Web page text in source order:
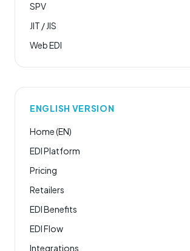
SPV
JIT / JIS
Web EDI
ENGLISH VERSION
Home (EN)
EDI Platform
Pricing
Retailers
EDI Benefits
EDI Flow
Integrations